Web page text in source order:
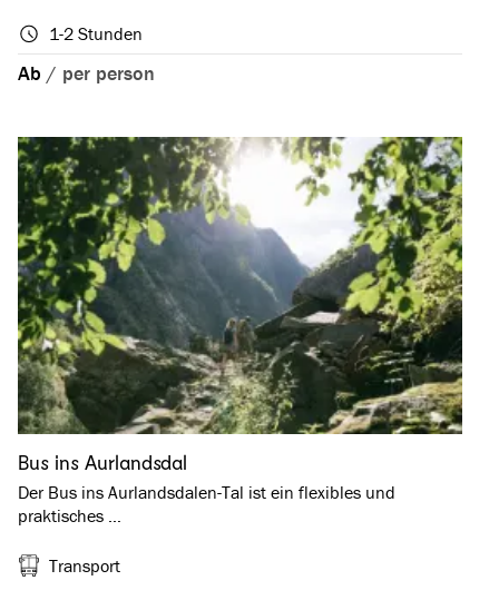
1-2 Stunden
Ab / per person
Bus ins Aurlandsdal
Der Bus ins Aurlandsdalen-Tal ist ein flexibles und
praktisches …
Transport